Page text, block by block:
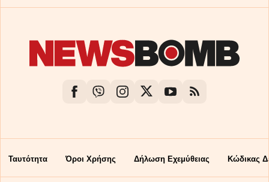
Ταυτότητα Όροι Χρήσης Δήλωση Εχεμύθειας Κώδικας